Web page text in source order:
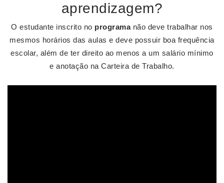
aprendizagem?
O estudante inscrito no programanão deve trabalhar nos
mesmos horários das aulas e deve possuir boa frequência
escolar, além de ter direito ao menos a um salário mínimo
e anotação na Carteira de Trabalho.